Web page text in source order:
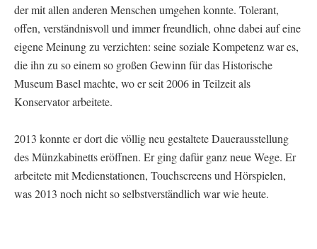
der mit allen anderen Menschen umgehen konnte. Tolerant,
offen, verständnisvoll und immer freundlich, ohne dabei auf eine
eigene Meinung zu verzichten: seine soziale Kompetenz war es,
die ihn zu so einem so großen Gewinn für das Historische
Museum Basel machte, wo er seit 2006 in Teilzeit als
Konservator arbeitete.
2013 konnte er dort die völlig neu gestaltete Dauerausstellung
des Münzkabinetts eröffnen. Er ging dafür ganz neue Wege. Er
arbeitete mit Medienstationen, Touchscreens und Hörspielen,
was 2013 noch nicht so selbstverständlich war wie heute.